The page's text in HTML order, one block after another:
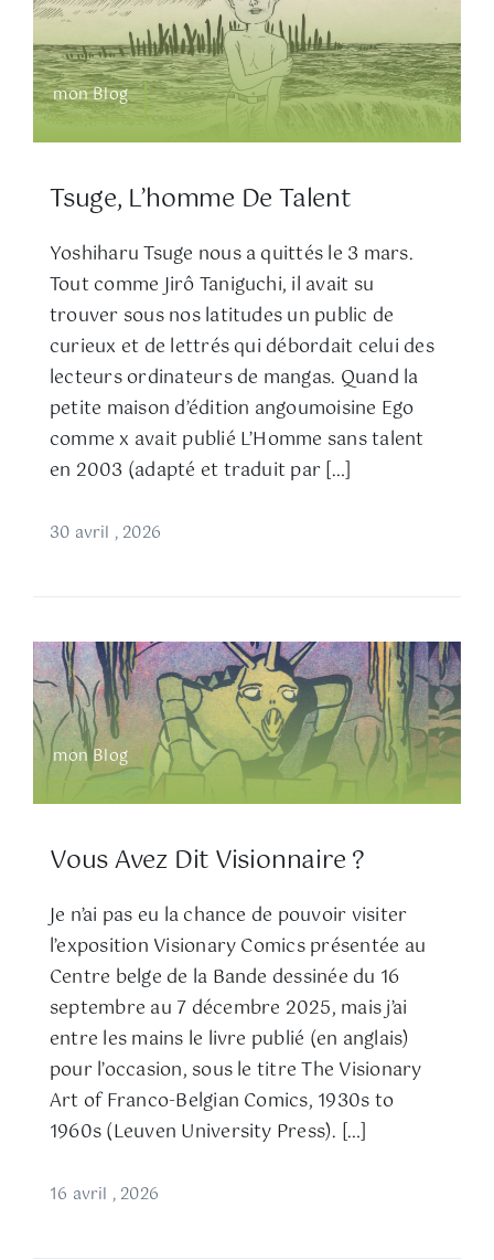
mon Blog
Tsuge, L’homme De Talent
Yoshiharu Tsuge nous a quittés le 3 mars.
Tout comme Jirô Taniguchi, il avait su
trouver sous nos latitudes un public de
curieux et de lettrés qui débordait celui des
lecteurs ordinateurs de mangas. Quand la
petite maison d’édition angoumoisine Ego
comme x avait publié L’Homme sans talent
en 2003 (adapté et traduit par […]
30 avril , 2026
mon Blog
Vous Avez Dit Visionnaire ?
Je n’ai pas eu la chance de pouvoir visiter
l’exposition Visionary Comics présentée au
Centre belge de la Bande dessinée du 16
septembre au 7 décembre 2025, mais j’ai
entre les mains le livre publié (en anglais)
pour l’occasion, sous le titre The Visionary
Art of Franco-Belgian Comics, 1930s to
1960s (Leuven University Press). […]
16 avril , 2026